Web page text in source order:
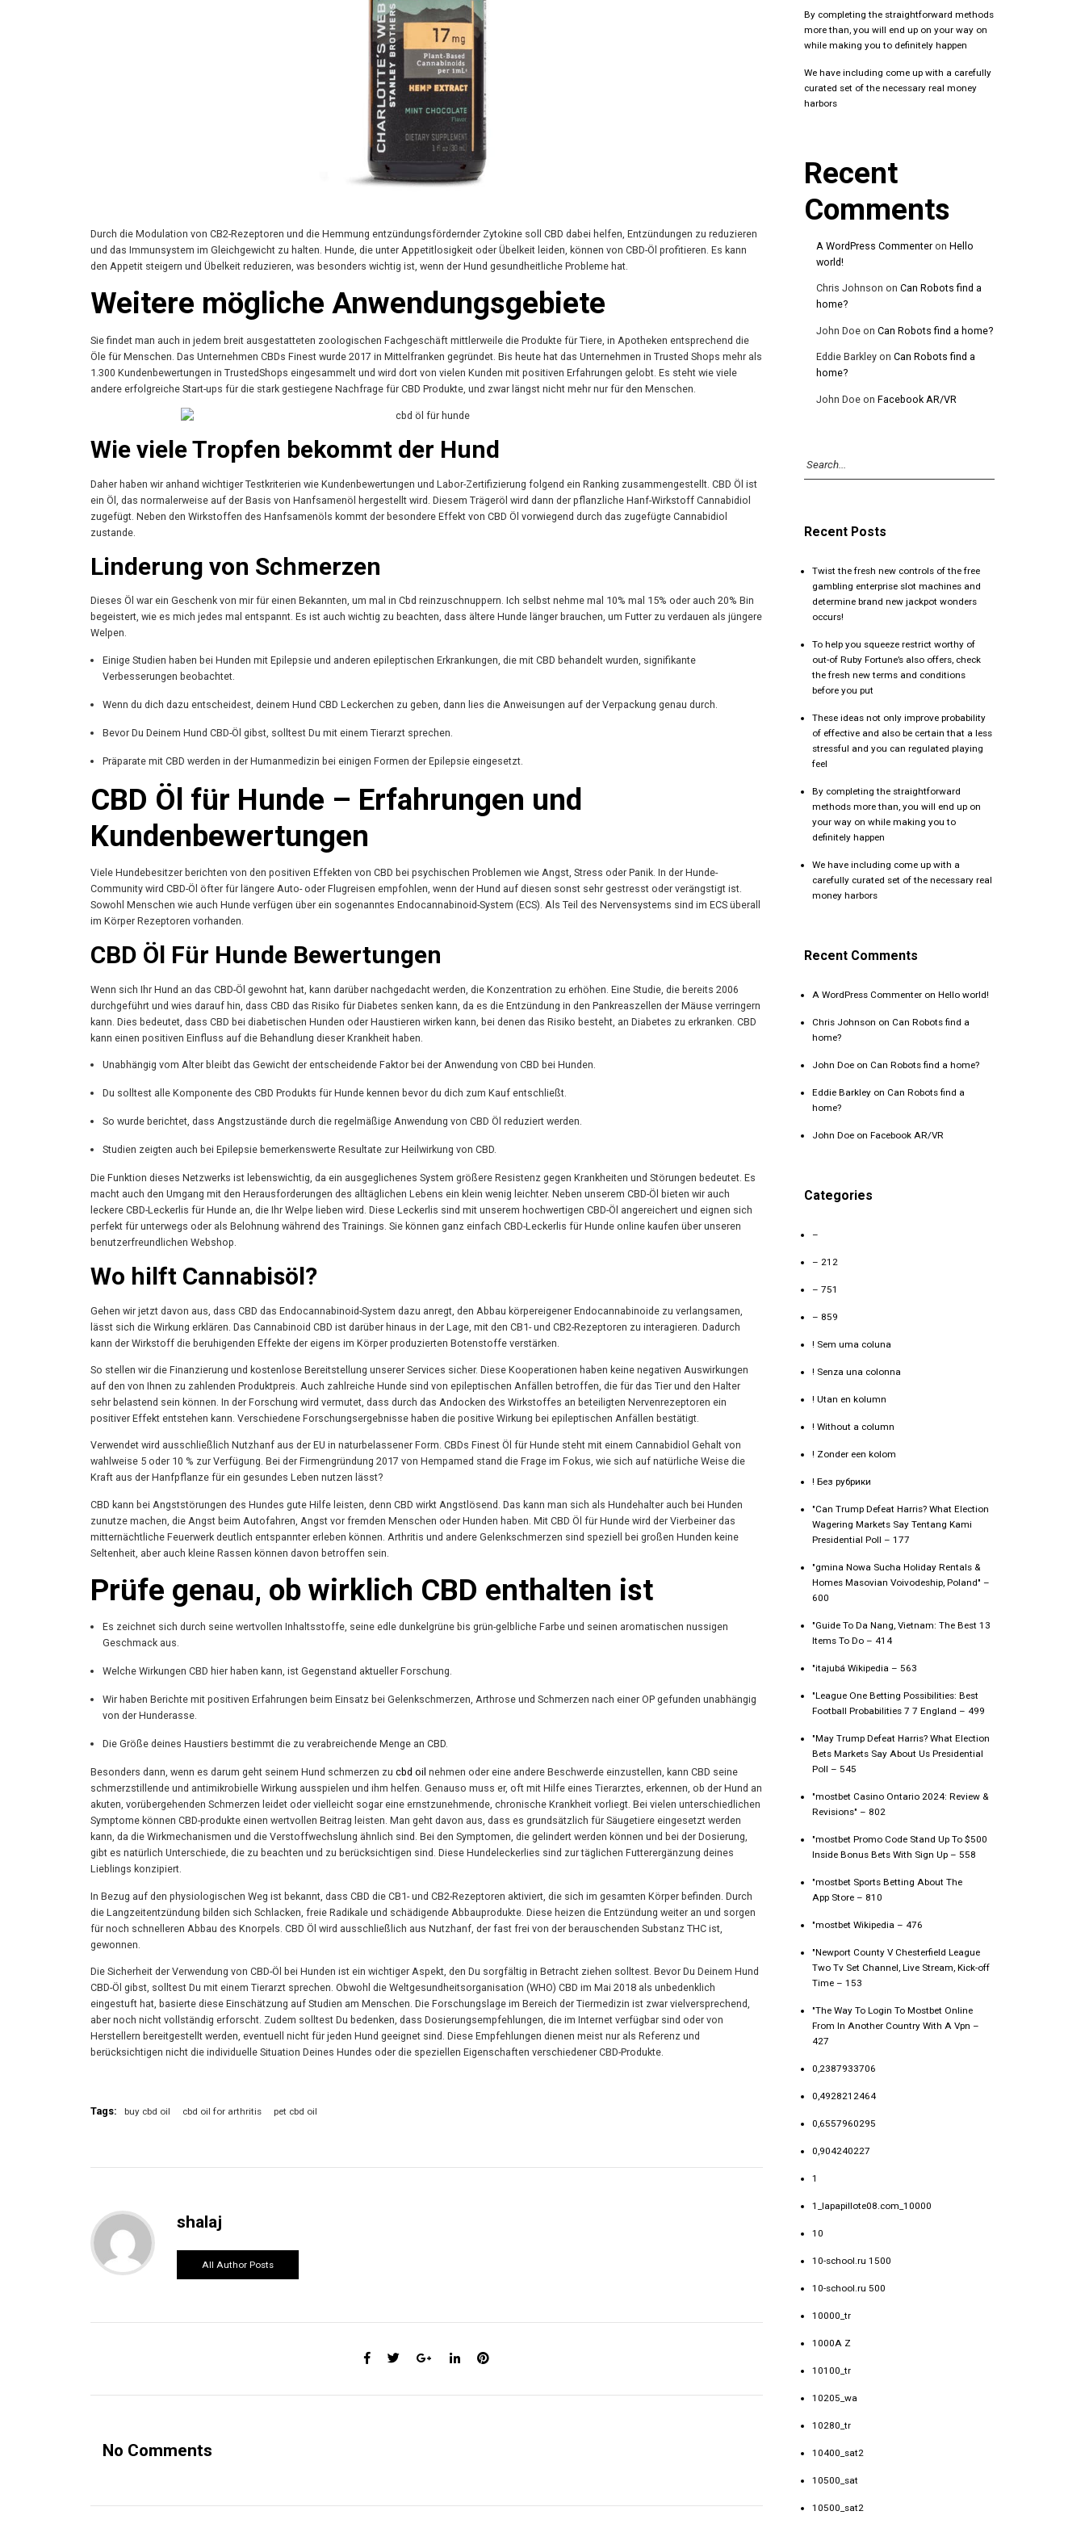
Durch die Modulation von CB2-Rezeptoren und die Hemmung entzündungsfördernder Zytokine soll CBD dabei helfen, Entzündungen zu reduzieren
und das Immunsystem im Gleichgewicht zu halten. Hunde, die unter Appetitlosigkeit oder Übelkeit leiden, können von CBD-Öl profitieren. Es kann
den Appetit steigern und Übelkeit reduzieren, was besonders wichtig ist, wenn der Hund gesundheitliche Probleme hat.
Weitere mögliche Anwendungsgebiete
Sie findet man auch in jedem breit ausgestatteten zoologischen Fachgeschäft mittlerweile die Produkte für Tiere, in Apotheken entsprechend die
Öle für Menschen. Das Unternehmen CBDs Finest wurde 2017 in Mittelfranken gegründet. Bis heute hat das Unternehmen in Trusted Shops mehr als
1.300 Kundenbewertungen in TrustedShops eingesammelt und wird dort von vielen Kunden mit positiven Erfahrungen gelobt. Es steht wie viele
andere erfolgreiche Start-ups für die stark gestiegene Nachfrage für CBD Produkte, und zwar längst nicht mehr nur für den Menschen.
Wie viele Tropfen bekommt der Hund
Daher haben wir anhand wichtiger Testkriterien wie Kundenbewertungen und Labor-Zertifizierung folgend ein Ranking zusammengestellt. CBD Öl ist
ein Öl, das normalerweise auf der Basis von Hanfsamenöl hergestellt wird. Diesem Trägeröl wird dann der pflanzliche Hanf-Wirkstoff Cannabidiol
zugefügt. Neben den Wirkstoffen des Hanfsamenöls kommt der besondere Effekt von CBD Öl vorwiegend durch das zugefügte Cannabidiol
zustande.
Linderung von Schmerzen
Dieses Öl war ein Geschenk von mir für einen Bekannten, um mal in Cbd reinzuschnuppern. Ich selbst nehme mal 10% mal 15% oder auch 20% Bin
begeistert, wie es mich jedes mal entspannt. Es ist auch wichtig zu beachten, dass ältere Hunde länger brauchen, um Futter zu verdauen als jüngere
Welpen.
Einige Studien haben bei Hunden mit Epilepsie und anderen epileptischen Erkrankungen, die mit CBD behandelt wurden, signifikante
Verbesserungen beobachtet.
Wenn du dich dazu entscheidest, deinem Hund CBD Leckerchen zu geben, dann lies die Anweisungen auf der Verpackung genau durch.
Bevor Du Deinem Hund CBD-Öl gibst, solltest Du mit einem Tierarzt sprechen.
Präparate mit CBD werden in der Humanmedizin bei einigen Formen der Epilepsie eingesetzt.
CBD Öl für Hunde – Erfahrungen und
Kundenbewertungen
Viele Hundebesitzer berichten von den positiven Effekten von CBD bei psychischen Problemen wie Angst, Stress oder Panik. In der Hunde-
Community wird CBD-Öl öfter für längere Auto- oder Flugreisen empfohlen, wenn der Hund auf diesen sonst sehr gestresst oder verängstigt ist.
Sowohl Menschen wie auch Hunde verfügen über ein sogenanntes Endocannabinoid-System (ECS). Als Teil des Nervensystems sind im ECS überall
im Körper Rezeptoren vorhanden.
CBD Öl Für Hunde Bewertungen
Wenn sich Ihr Hund an das CBD-Öl gewohnt hat, kann darüber nachgedacht werden, die Konzentration zu erhöhen. Eine Studie, die bereits 2006
durchgeführt und wies darauf hin, dass CBD das Risiko für Diabetes senken kann, da es die Entzündung in den Pankreaszellen der Mäuse verringern
kann. Dies bedeutet, dass CBD bei diabetischen Hunden oder Haustieren wirken kann, bei denen das Risiko besteht, an Diabetes zu erkranken. CBD
kann einen positiven Einfluss auf die Behandlung dieser Krankheit haben.
Unabhängig vom Alter bleibt das Gewicht der entscheidende Faktor bei der Anwendung von CBD bei Hunden.
Du solltest alle Komponente des CBD Produkts für Hunde kennen bevor du dich zum Kauf entschließt.
So wurde berichtet, dass Angstzustände durch die regelmäßige Anwendung von CBD Öl reduziert werden.
Studien zeigten auch bei Epilepsie bemerkenswerte Resultate zur Heilwirkung von CBD.
Die Funktion dieses Netzwerks ist lebenswichtig, da ein ausgeglichenes System größere Resistenz gegen Krankheiten und Störungen bedeutet. Es
macht auch den Umgang mit den Herausforderungen des alltäglichen Lebens ein klein wenig leichter. Neben unserem CBD-Öl bieten wir auch
leckere CBD-Leckerlis für Hunde an, die Ihr Welpe lieben wird. Diese Leckerlis sind mit unserem hochwertigen CBD-Öl angereichert und eignen sich
perfekt für unterwegs oder als Belohnung während des Trainings. Sie können ganz einfach CBD-Leckerlis für Hunde online kaufen über unseren
benutzerfreundlichen Webshop.
Wo hilft Cannabisöl?
Gehen wir jetzt davon aus, dass CBD das Endocannabinoid-System dazu anregt, den Abbau körpereigener Endocannabinoide zu verlangsamen,
lässt sich die Wirkung erklären. Das Cannabinoid CBD ist darüber hinaus in der Lage, mit den CB1- und CB2-Rezeptoren zu interagieren. Dadurch
kann der Wirkstoff die beruhigenden Effekte der eigens im Körper produzierten Botenstoffe verstärken.
So stellen wir die Finanzierung und kostenlose Bereitstellung unserer Services sicher. Diese Kooperationen haben keine negativen Auswirkungen
auf den von Ihnen zu zahlenden Produktpreis. Auch zahlreiche Hunde sind von epileptischen Anfällen betroffen, die für das Tier und den Halter
sehr belastend sein können. In der Forschung wird vermutet, dass durch das Andocken des Wirkstoffes an beteiligten Nervenrezeptoren ein
positiver Effekt entstehen kann. Verschiedene Forschungsergebnisse haben die positive Wirkung bei epileptischen Anfällen bestätigt.
Verwendet wird ausschließlich Nutzhanf aus der EU in naturbelassener Form. CBDs Finest Öl für Hunde steht mit einem Cannabidiol Gehalt von
wahlweise 5 oder 10 % zur Verfügung. Bei der Firmengründung 2017 von Hempamed stand die Frage im Fokus, wie sich auf natürliche Weise die
Kraft aus der Hanfpflanze für ein gesundes Leben nutzen lässt?
CBD kann bei Angststörungen des Hundes gute Hilfe leisten, denn CBD wirkt Angstlösend. Das kann man sich als Hundehalter auch bei Hunden
zunutze machen, die Angst beim Autofahren, Angst vor fremden Menschen oder Hunden haben. Mit CBD Öl für Hunde wird der Vierbeiner das
mitternächtliche Feuerwerk deutlich entspannter erleben können. Arthritis und andere Gelenkschmerzen sind speziell bei großen Hunden keine
Seltenheit, aber auch kleine Rassen können davon betroffen sein.
Prüfe genau, ob wirklich CBD enthalten ist
Es zeichnet sich durch seine wertvollen Inhaltsstoffe, seine edle dunkelgrüne bis grün-gelbliche Farbe und seinen aromatischen nussigen
Geschmack aus.
Welche Wirkungen CBD hier haben kann, ist Gegenstand aktueller Forschung.
Wir haben Berichte mit positiven Erfahrungen beim Einsatz bei Gelenkschmerzen, Arthrose und Schmerzen nach einer OP gefunden unabhängig
von der Hunderasse.
Die Größe deines Haustiers bestimmt die zu verabreichende Menge an CBD.
Besonders dann, wenn es darum geht seinem Hund schmerzen zu cbd oil nehmen oder eine andere Beschwerde einzustellen, kann CBD seine
schmerzstillende und antimikrobielle Wirkung ausspielen und ihm helfen. Genauso muss er, oft mit Hilfe eines Tierarztes, erkennen, ob der Hund an
akuten, vorübergehenden Schmerzen leidet oder vielleicht sogar eine ernstzunehmende, chronische Krankheit vorliegt. Bei vielen unterschiedlichen
Symptome können CBD-produkte einen wertvollen Beitrag leisten. Man geht davon aus, dass es grundsätzlich für Säugetiere eingesetzt werden
kann, da die Wirkmechanismen und die Verstoffwechslung ähnlich sind. Bei den Symptomen, die gelindert werden können und bei der Dosierung,
gibt es natürlich Unterschiede, die zu beachten und zu berücksichtigen sind. Diese Hundeleckerlies sind zur täglichen Futterergänzung deines
Lieblings konzipiert.
In Bezug auf den physiologischen Weg ist bekannt, dass CBD die CB1- und CB2-Rezeptoren aktiviert, die sich im gesamten Körper befinden. Durch
die Langzeitentzündung bilden sich Schlacken, freie Radikale und schädigende Abbauprodukte. Diese heizen die Entzündung weiter an und sorgen
für noch schnelleren Abbau des Knorpels. CBD Öl wird ausschließlich aus Nutzhanf, der fast frei von der berauschenden Substanz THC ist,
gewonnen.
Die Sicherheit der Verwendung von CBD-Öl bei Hunden ist ein wichtiger Aspekt, den Du sorgfältig in Betracht ziehen solltest. Bevor Du Deinem Hund
CBD-Öl gibst, solltest Du mit einem Tierarzt sprechen. Obwohl die Weltgesundheitsorganisation (WHO) CBD im Mai 2018 als unbedenklich
eingestuft hat, basierte diese Einschätzung auf Studien am Menschen. Die Forschungslage im Bereich der Tiermedizin ist zwar vielversprechend,
aber noch nicht vollständig erforscht. Zudem solltest Du bedenken, dass Dosierungsempfehlungen, die im Internet verfügbar sind oder von
Herstellern bereitgestellt werden, eventuell nicht für jeden Hund geeignet sind. Diese Empfehlungen dienen meist nur als Referenz und
berücksichtigen nicht die individuelle Situation Deines Hundes oder die speziellen Eigenschaften verschiedener CBD-Produkte.
Tags: buy cbd oil cbd oil for arthritis pet cbd oil
shalaj
All Author Posts
No Comments
By completing the straightforward methods
more than, you will end up on your way on
while making you to definitely happen
We have including come up with a carefully
curated set of the necessary real money
harbors
Recent
Comments
A WordPress Commenter onHello
world!
Chris Johnson onCan Robots find a
home?
John Doe onCan Robots find a home?
Eddie Barkley onCan Robots find a
home?
John Doe onFacebook AR/VR
Recent Posts
Twist the fresh new controls of the free
gambling enterprise slot machines and
determine brand new jackpot wonders
occurs!
To help you squeeze restrict worthy of
out-of Ruby Fortune’s also offers, check
the fresh new terms and conditions
before you put
These ideas not only improve probability
of effective and also be certain that a less
stressful and you can regulated playing
feel
By completing the straightforward
methods more than, you will end up on
your way on while making you to
definitely happen
We have including come up with a
carefully curated set of the necessary real
money harbors
Recent Comments
A WordPress Commenter onHello world!
Chris Johnson on Can Robots find a
home?
John Doe on Can Robots find a home?
Eddie Barkley on Can Robots find a
home?
John Doe onFacebook AR/VR
Categories
–
– 212
– 751
– 859
! Sem uma coluna
! Senza una colonna
! Utan en kolumn
! Without a column
! Zonder een kolom
! Без рубрики
"Can Trump Defeat Harris? What Election
Wagering Markets Say Tentang Kami
Presidential Poll – 177
"gmina Nowa Sucha Holiday Rentals &
Homes Masovian Voivodeship, Poland" –
600
"Guide To Da Nang, Vietnam: The Best 13
Items To Do – 414
"itajubá Wikipedia – 563
"League One Betting Possibilities: Best
Football Probabilities 7 7 England – 499
"May Trump Defeat Harris? What Election
Bets Markets Say About Us Presidential
Poll – 545
"mostbet Casino Ontario 2024: Review &
Revisions" – 802
"mostbet Promo Code Stand Up To $500
Inside Bonus Bets With Sign Up – 558
"‎mostbet Sports Betting About The
App Store – 810
"mostbet Wikipedia – 476
"Newport County V Chesterfield League
Two Tv Set Channel, Live Stream, Kick-off
Time – 153
"The Way To Login To Mostbet Online
From In Another Country With A Vpn –
427
0,2387933706
0,4928212464
0,6557960295
0,904240227
1
1_lapapillote08.com_10000
10
10-school.ru 1500
10-school.ru 500
10000_tr
1000A Z
10100_tr
10205_wa
10280_tr
10400_sat2
10500_sat
10500_sat2